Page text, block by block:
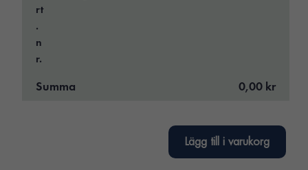
rt
.
n
r.
Summa 0,00 kr
Lägg till i varukorg